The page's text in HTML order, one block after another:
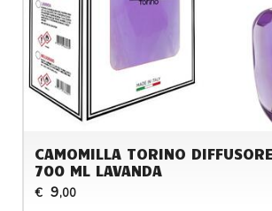
CAMOMILLA TORINO
700 ML LAVANDA
€ 9,00